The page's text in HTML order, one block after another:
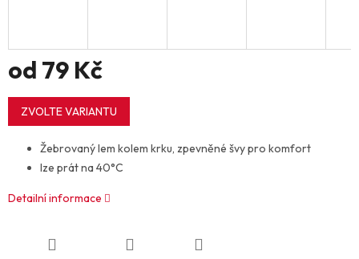
od 79 Kč
Měrná
cena:
ZVOLTE VARIANTU
Žebrovaný lem kolem krku, zpevněné švy pro komfort
lze prát na 40°C
Detailní informace